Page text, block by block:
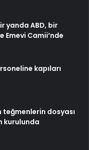
yanda ABD, bir
Emevi Camii’nde
kapıları
teğmenlerin dosyası
kurulunda